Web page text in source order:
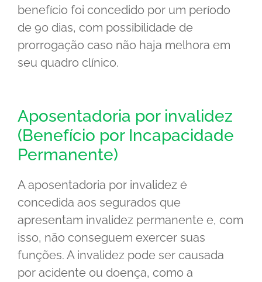
benefício foi concedido por um período
de 90 dias, com possibilidade de
prorrogação caso não haja melhora em
seu quadro clínico.
Aposentadoria por invalidez
(Benefício por Incapacidade
Permanente)
A aposentadoria por invalidez é
concedida aos segurados que
apresentam invalidez permanente e, com
isso, não conseguem exercer suas
funções. A invalidez pode ser causada
por acidente ou doença, como a